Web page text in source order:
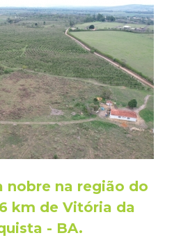
nobre na região do
km de Vitória da
- BA.